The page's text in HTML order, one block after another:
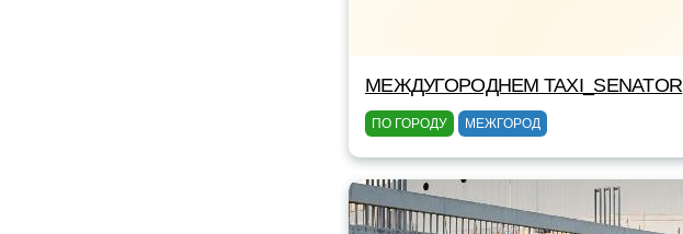
МЕЖДУГОРОДНЕМ TAXI_SENATOR
ПО ГОРОДУ МЕЖГОРОД